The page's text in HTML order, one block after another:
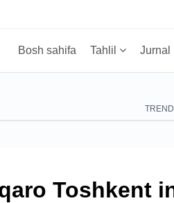
Bosh sahifa Tahlil Jurnal
Toshkent